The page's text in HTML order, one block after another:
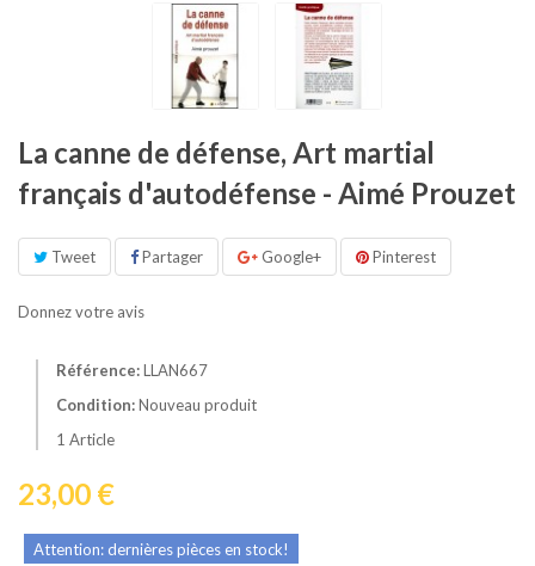
La canne de défense, Art martial
français d'autodéfense - Aimé Prouzet
Tweet Partager Google+ Pinterest
Donnez votre avis
Référence:LLAN667
Condition:Nouveau produit
1 Article
23,00 €
Attention: dernières pièces en stock!